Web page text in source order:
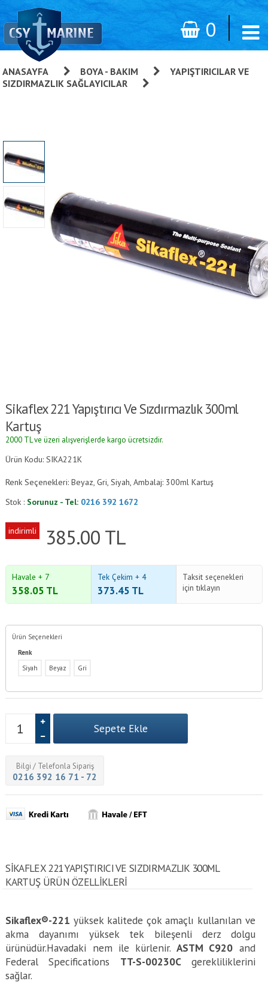
0
ANASAYFA BOYA - BAKIM
YAPIŞTIRICILAR VE
SIZDIRMAZLIK SAĞLAYICILAR
Sikaflex 221 Yapıştırıcı Ve Sızdırmazlık 300ml
Kartuş
2000 TL ve üzeri alışverişlerde kargo ücretsizdir.
Ürün Kodu: SIKA221K
Renk Seçenekleri: Beyaz, Gri, Siyah, Ambalaj: 300ml Kartuş
Stok : Sorunuz - Tel: 0216 392 1672
indirimli 385.00 TL
Havale + 7
358.05 TL
Tek Çekim + 4
373.45 TL
Taksit seçenekleri
için tıklayın
Ürün Seçenekleri
Renk
Siyah
Beyaz Gri
Bilgi / Telefonla Sipariş
0216 392 16 71 - 72
SIKAFLEX 221 YAPIŞTIRICI VE SIZDIRMAZLIK 300ML
KARTUŞ ÜRÜN ÖZELLİKLERİ
Sikaflex®-221 yüksek kalitede çok amaçlı kullanılan ve
akma dayanımı yüksek tek bileşenli derz dolgu
ürünüdür.Havadaki nem ile kürlenir.ASTM C920 and
Federal Specifications TT-S-00230Cgerekliliklerini
sağlar.